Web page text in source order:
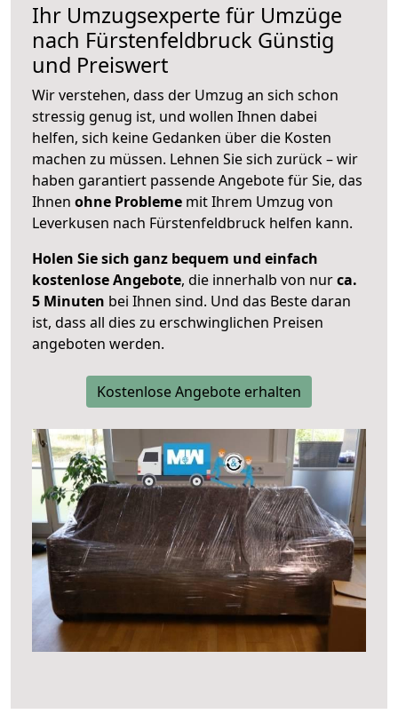
Ihr Umzugsexperte für Umzüge
nach Fürstenfeldbruck Günstig
und Preiswert
Wir verstehen, dass der Umzug an sich schon
stressig genug ist, und wollen Ihnen dabei
helfen, sich keine Gedanken über die Kosten
machen zu müssen. Lehnen Sie sich zurück – wir
haben garantiert passende Angebote für Sie, das
Ihnen ohne Probleme mit Ihrem Umzug von
Leverkusen nach Fürstenfeldbruck helfen kann.
Holen Sie sich ganz bequem und einfach
kostenlose Angebote, die innerhalb von nurca.
5 Minuten bei Ihnen sind. Und das Beste daran
ist, dass all dies zu erschwinglichen Preisen
angeboten werden.
Kostenlose Angebote erhalten